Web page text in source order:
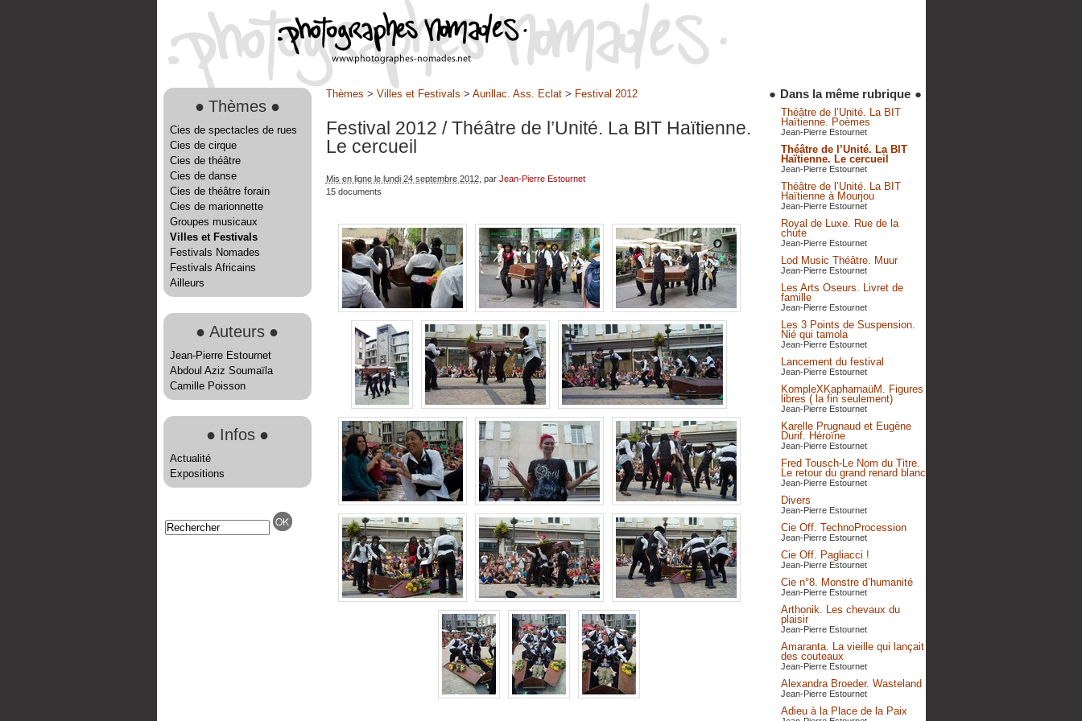
● Thèmes ●
Cies de spectacles de rues
Cies de cirque
Cies de théâtre
Cies de danse
Cies de théâtre forain
Cies de marionnette
Groupes musicaux
Villes et Festivals
Festivals Nomades
Festivals Africains
Ailleurs
● Auteurs ●
Jean-Pierre Estournet
Abdoul Aziz Soumaïla
Camille Poisson
● Infos ●
Actualité
Expositions
Thèmes > Villes et Festivals > Aurillac. Ass. Eclat> Festival 2012
Festival 2012 / Théâtre de l’Unité. La BIT Haïtienne.
Le cercueil
Mis en ligne le lundi 24 septembre 2012, par Jean-Pierre Estournet
15 documents
● Dans la même rubrique ●
Théâtre de l’Unité. La BIT
Haïtienne. Poèmes
Jean-Pierre Estournet
Théâtre de l’Unité. La BIT
Haïtienne. Le cercueil
Jean-Pierre Estournet
Théâtre de l’Unité. La BIT
Haïtienne à Mourjou
Jean-Pierre Estournet
Royal de Luxe. Rue de la
chute
Jean-Pierre Estournet
Lod Music Théâtre. Muur
Jean-Pierre Estournet
Les Arts Oseurs. Livret de
famille
Jean-Pierre Estournet
Les 3 Points de Suspension.
Nié qui tamola
Jean-Pierre Estournet
Lancement du festival
Jean-Pierre Estournet
KompleXKapharnaüM. Figures
libres ( la fin seulement)
Jean-Pierre Estournet
Karelle Prugnaud et Eugène
Durif. Héroïne
Jean-Pierre Estournet
Fred Tousch-Le Nom du Titre.
Le retour du grand renard blanc
Jean-Pierre Estournet
Divers
Jean-Pierre Estournet
Cie Off. TechnoProcession
Jean-Pierre Estournet
Cie Off. Pagliacci !
Jean-Pierre Estournet
Cie n°8. Monstre d’humanité
Jean-Pierre Estournet
Arthonik. Les chevaux du
plaisir
Jean-Pierre Estournet
Amaranta. La vieille qui lançait
des couteaux
Jean-Pierre Estournet
Alexandra Broeder. Wasteland
Jean-Pierre Estournet
Adieu à la Place de la Paix